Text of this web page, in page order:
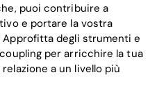
puoi contribuire a
e portare la vostra
Approfitta degli strumenti e
per arricchire la tua
a un livello più